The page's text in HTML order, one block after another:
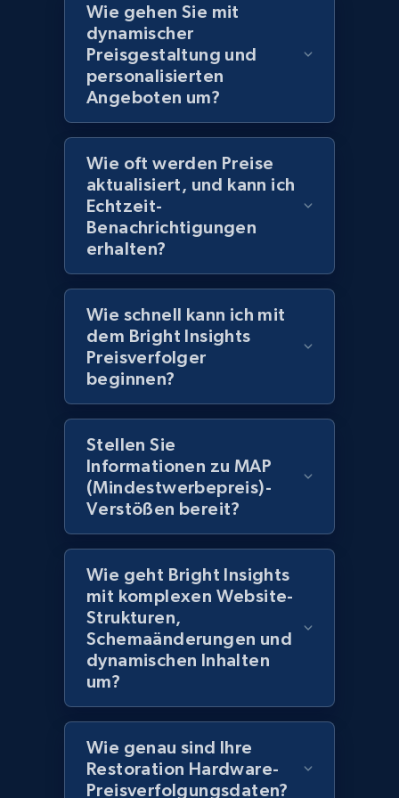
price, Currency, Availability, Reviews count, and
2.1K+ 375+
Amazon products global dataset -
Collecting products by keyword search
Title, Seller name, Brand, Description, Initial
price, Currency, Availability, Reviews count, and
2.1K+ 375+ Jetzt anfangen
Amazon products global dataset - Collects
products by best sellers category URL
Title, Seller name, Brand, Description, Initial
price, Currency, Availability, Reviews count, and
2.1K+ 375+ Jetzt anfangen
Amazon products global dataset - Collect
Amazon products by seller URL
Title, Seller name, Brand, Description, Initial
price, Currency, Availability, Reviews count, and
more.
2.1K+ 375+ Jetzt anfangen
Wie gehen Sie mit
dynamischer
Preisgestaltung und
personalisierten
Angeboten um?
Wie oft werden Preise
aktualisiert, und kann ich
Echtzeit-
Benachrichtigungen
erhalten?
Wie schnell kann ich mit
dem Bright Insights
Preisverfolger
beginnen?
Stellen Sie
Informationen zu MAP
(Mindestwerbepreis)-
Verstößen bereit?
Wie geht Bright Insights
mit komplexen Website-
Strukturen,
Schemaänderungen und
dynamischen Inhalten
um?
Wie genau sind Ihre
Restoration Hardware-
Preisverfolgungsdaten?